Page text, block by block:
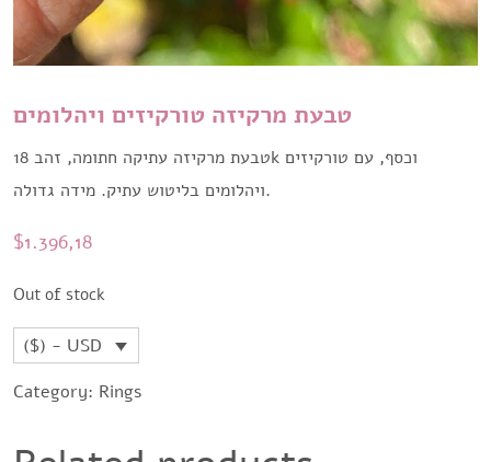
טבעת מרקיזה טורקיזים ויהלומים
טבעת מרקיזה עתיקה חתומה, זהב 18k וכסף, עם טורקיזים
ויהלומים בליטוש עתיק. מידה גדולה.
$1.396,18
Out of stock
($) - USD
Category: Rings